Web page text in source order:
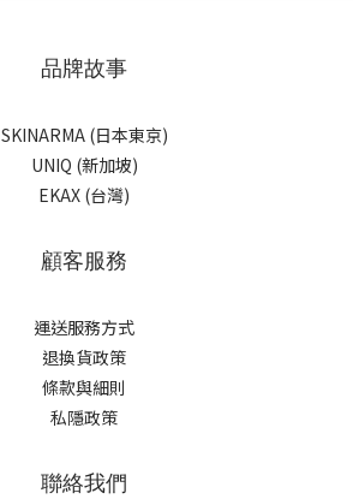
品牌故事
SKINARMA (日本東京)
UNIQ (新加坡)
EKAX (台灣)
顧客服務
運送服務方式
退換貨政策
條款與細則
私隱政策
聯絡我們